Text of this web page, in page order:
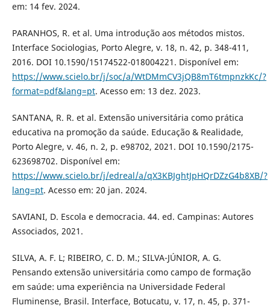
em: 14 fev. 2024.
PARANHOS, R. et al. Uma introdução aos métodos mistos.
Interface Sociologias, Porto Alegre, v. 18, n. 42, p. 348-411,
2016. DOI 10.1590/15174522-018004221. Disponível em:
https://www.scielo.br/j/soc/a/WtDMmCV3jQB8mT6tmpnzkKc/?
format=pdf&lang=pt. Acesso em: 13 dez. 2023.
SANTANA, R. R. et al. Extensão universitária como prática
educativa na promoção da saúde. Educação & Realidade,
Porto Alegre, v. 46, n. 2, p. e98702, 2021. DOI 10.1590/2175-
623698702. Disponível em:
https://www.scielo.br/j/edreal/a/qX3KBJghtJpHQrDZzG4b8XB/?
lang=pt. Acesso em: 20 jan. 2024.
SAVIANI, D. Escola e democracia. 44. ed. Campinas: Autores
Associados, 2021.
SILVA, A. F. L; RIBEIRO, C. D. M.; SILVA-JÚNIOR, A. G.
Pensando extensão universitária como campo de formação
em saúde: uma experiência na Universidade Federal
Fluminense, Brasil. Interface, Botucatu, v. 17, n. 45, p. 371-